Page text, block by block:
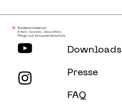
Downloads
Presse
FAQ